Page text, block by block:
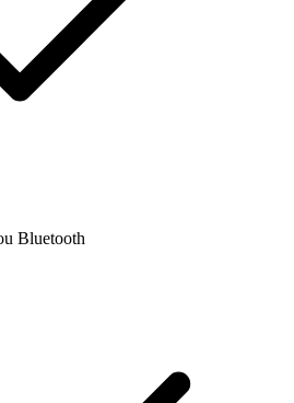
Bluetooth